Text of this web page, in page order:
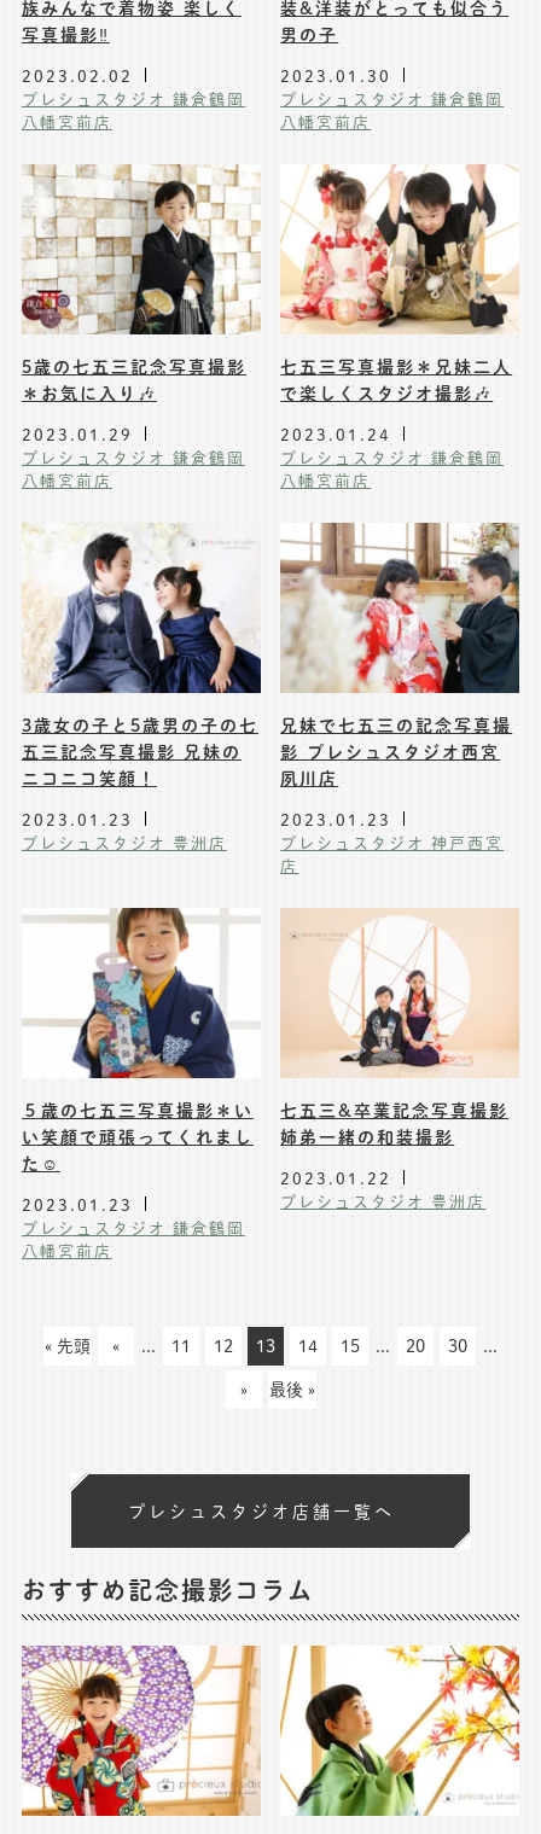
族みんなで着物姿 楽しく
写真撮影‼️
2023.02.02
プレシュスタジオ 鎌倉鶴岡
八幡宮前店
装&洋装がとっても似合う
男の子
2023.01.30
プレシュスタジオ 鎌倉鶴岡
八幡宮前店
5歳の七五三記念写真撮影
＊お気に入り🎶
2023.01.29
プレシュスタジオ 鎌倉鶴岡
八幡宮前店
七五三写真撮影＊兄妹二人
で楽しくスタジオ撮影🎶
2023.01.24
プレシュスタジオ 鎌倉鶴岡
八幡宮前店
3歳女の子と5歳男の子の七
五三記念写真撮影 兄妹の
ニコニコ笑顔！
2023.01.23
プレシュスタジオ 豊洲店
兄妹で七五三の記念写真撮
影 プレシュスタジオ西宮
夙川店
2023.01.23
プレシュスタジオ 神戸西宮
店
５歳の七五三写真撮影＊い
い笑顔で頑張ってくれまし
た☺️
2023.01.23
プレシュスタジオ 鎌倉鶴岡
八幡宮前店
七五三&卒業記念写真撮影
姉弟一緒の和装撮影
2023.01.22
プレシュスタジオ 豊洲店
« 先頭 « ... 11 12 13 14 15 ... 20 30
...
»
最後 »
プレシュスタジオ店舗一覧へ
おすすめ記念撮影コラム